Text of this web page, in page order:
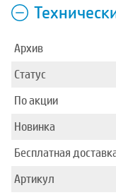
Архив
Статус
По акции
Новинка
Бесплатная
Артикул